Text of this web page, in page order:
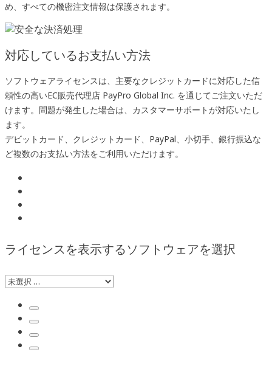
め、すべての機密注文情報は保護されます。
対応しているお支払い方法
ソフトウェアライセンスは、主要なクレジットカードに対応した信
頼性の高いEC販売代理店 PayPro Global Inc. を通じてご注文いただ
けます。問題が発生した場合は、カスタマーサポートが対応いたし
ます。
デビットカード、クレジットカード、PayPal、小切手、銀行振込な
ど複数のお支払い方法をご利用いただけます。
ライセンスを表示するソフトウェアを選択